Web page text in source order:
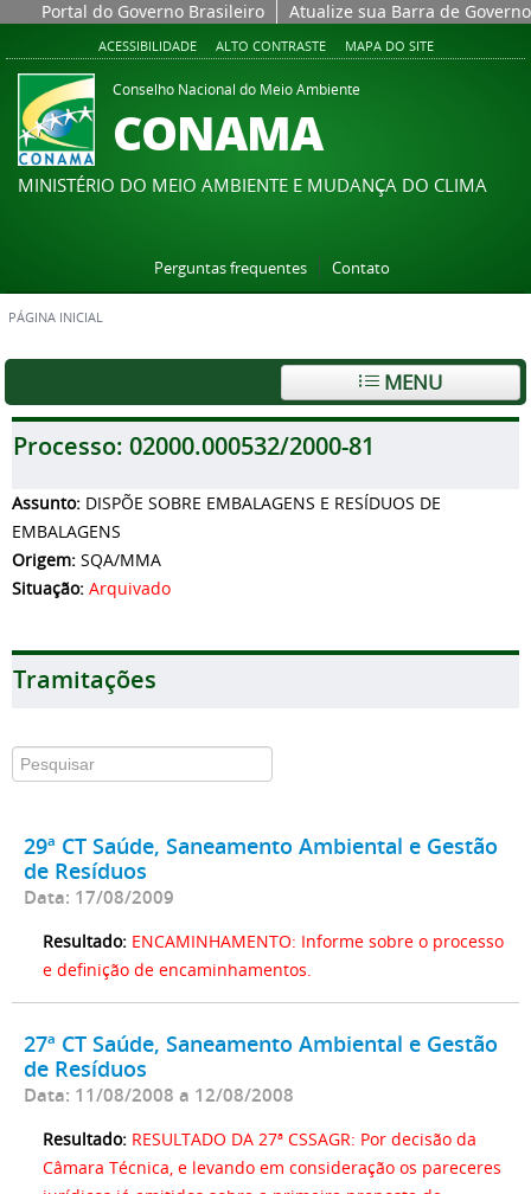
Portal do Governo Brasileiro Atualize sua Barra de Governo
ACESSIBILIDADE ALTO CONTRASTE MAPA DO SITE
Conselho Nacional do Meio Ambiente
CONAMA
MINISTÉRIO DO MEIO AMBIENTE E MUDANÇA DO CLIMA
Perguntas frequentes Contato
PÁGINA INICIAL
MENU
Processo: 02000.000532/2000-81
Assunto: DISPÕE SOBRE EMBALAGENS E RESÍDUOS DE
EMBALAGENS
Origem: SQA/MMA
Situação: Arquivado
Tramitações
29ª CT Saúde, Saneamento Ambiental e Gestão
de Resíduos
Data: 17/08/2009
Resultado: ENCAMINHAMENTO: Informe sobre o processo
e definição de encaminhamentos.
27ª CT Saúde, Saneamento Ambiental e Gestão
de Resíduos
Data: 11/08/2008 a 12/08/2008
Resultado: RESULTADO DA 27ª CSSAGR: Por decisão da
Câmara Técnica, e levando em consideração os pareceres